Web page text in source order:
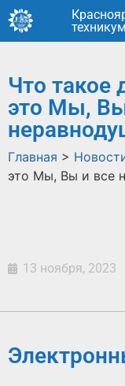
техникум
Что такое
это Мы,
Главная >
это Мы, Вы и все
13 ноября, 2023